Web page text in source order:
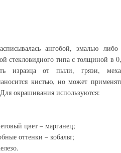
ангобой, эмалью либо
стекловидного типа с толщиной в
изразца от пыли, грязи,
кистью, но может
окрашивания используются:
цвет – марганец;
оттенки – кобальт;